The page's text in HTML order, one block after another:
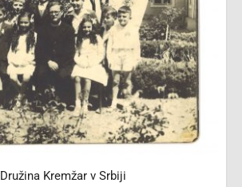
Družina Kremžar v Srbiji